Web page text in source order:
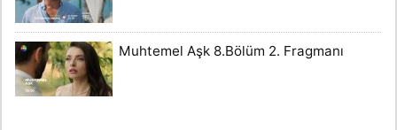
Muhtemel Aşk 8.Bölüm 2. Fragmanı